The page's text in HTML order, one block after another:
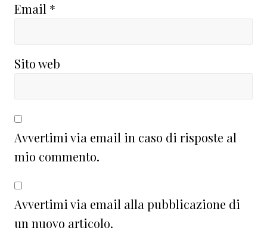
Email *
Sito web
Avvertimi via email in caso di risposte al
mio commento.
Avvertimi via email alla pubblicazione di
un nuovo articolo.